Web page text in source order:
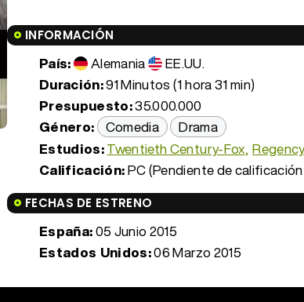
INFORMACIÓN
País: Alemania
EE.UU.
Duración:91 Minutos (1 hora 31 min)
Presupuesto:35.000.000
Género: Comedia
Drama
Estudios:Twentieth Century-Fox
Calificación:PC (Pendiente de
FECHAS DE ESTRENO
España:05 Junio 2015
Estados Unidos:06 Marzo 2015